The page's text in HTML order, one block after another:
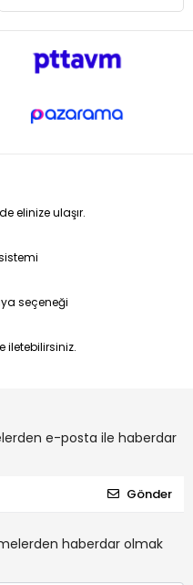
elinize ulaşır.
seçeneği
iletebilirsiniz.
e-posta ile haberdar
Gönder
haberdar olmak